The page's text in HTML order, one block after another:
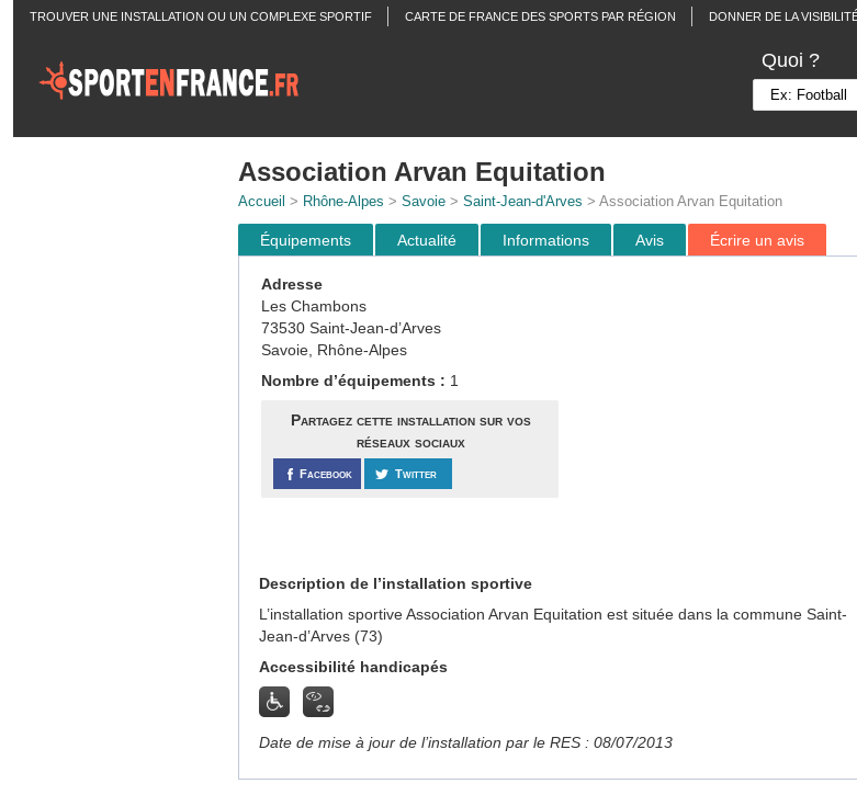
TROUVER UNE INSTALLATION OU UN COMPLEXE SPORTIF CARTE DE FRANCE DES SPORTS PAR RÉGION DONNER DE LA
Quoi ?
Association Arvan Equitation
Accueil > Rhône-Alpes > Savoie> Saint-Jean-d'Arves > Association Arvan Equitation
Équipements Actualité Informations Avis Écrire un avis
Adresse
Les Chambons
73530 Saint-Jean-d’Arves
Savoie, Rhône-Alpes
Nombre d’équipements : 1
Partagez cette installation sur vos
réseaux sociaux
Facebook Twitter
Description de l’installation sportive
L’installation sportive Association Arvan Equitation est située dans la commune Saint-
Jean-d’Arves (73)
Accessibilité handicapés
Date de mise à jour de l’installation par le RES : 08/07/2013